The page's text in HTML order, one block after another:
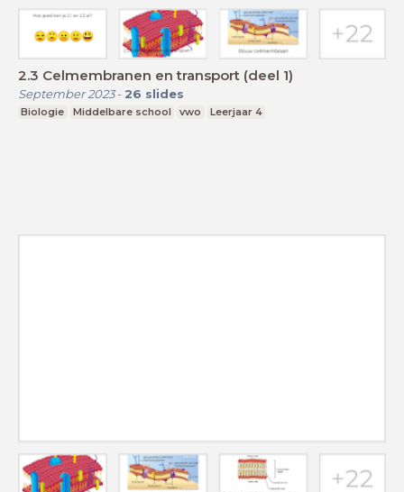
2.3 Celmembranen en transport (deel 1)
September 2023- 26 slides
Biologie Middelbare school vwo Leerjaar 4